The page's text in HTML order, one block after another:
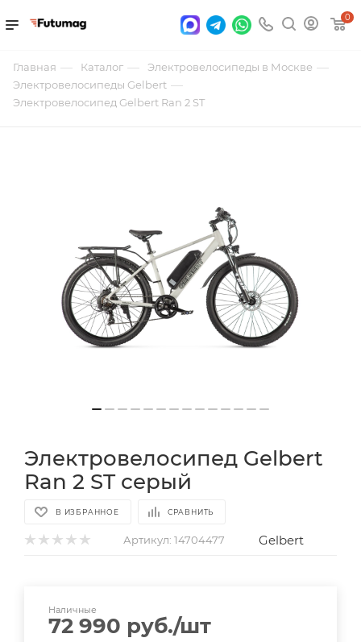
0
Главная — Каталог — Электровелосипеды в Москве —
Электровелосипеды Gelbert —
Электровелосипед Gelbert Ran 2 ST
Электровелосипед Gelbert
Ran 2 ST серый
В ИЗБРАННОЕ СРАВНИТЬ
Артикул: 14704477 Gelbert
Наличные
72 990 руб./шт